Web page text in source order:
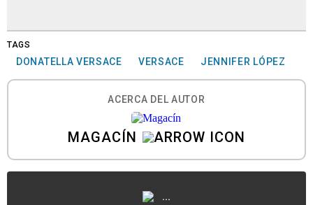
TAGS
DONATELLA VERSACE VERSACE JENNIFER LÓPEZ
ACERCA DEL AUTOR
MAGACÍN
...